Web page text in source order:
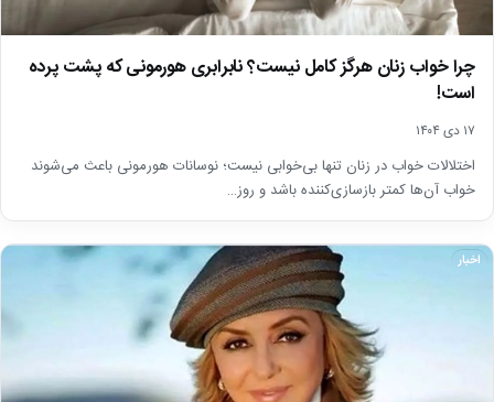
چرا خواب زنان هرگز کامل نیست؟ نابرابری هورمونی که پشت پرده
است!
۱۷ دی ۱۴۰۴
اختلالات خواب در زنان تنها بی‌خوابی نیست؛ نوسانات هورمونی باعث می‌شوند
خواب آن‌ها کمتر بازسازی‌کننده باشد و روز…
اخبار